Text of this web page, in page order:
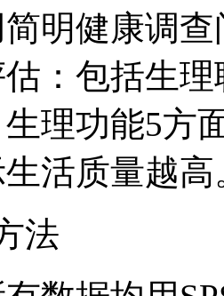
明健康调
：包括生
理功能5方
活质量越高
法